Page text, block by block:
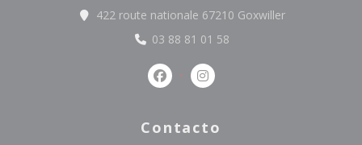
422 route nationale 67210 Goxwiller((abre en una
03 88 81 01 58
Facebook ((abre en una nueva
Instagram ((abre en una
Contacto